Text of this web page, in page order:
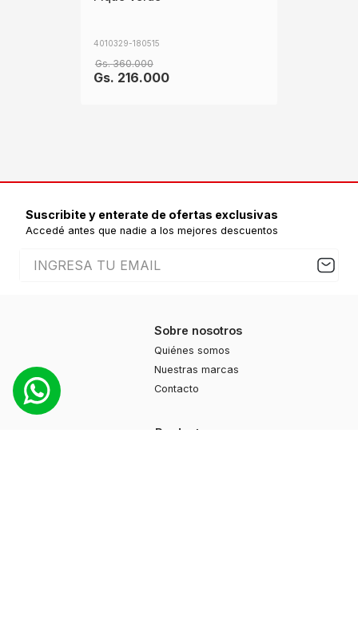
4010329-180515
Gs. 360.000
Gs. 216.000
Suscribite y enterate de ofertas exclusivas
Accedé antes que nadie a los mejores descuentos
Sobre nosotros
Quiénes somos
Nuestras marcas
Contacto
Productos